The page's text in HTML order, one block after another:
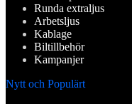
Runda extraljus
Arbetsljus
Kablage
Biltillbehör
Kampanjer
Nytt och Populärt